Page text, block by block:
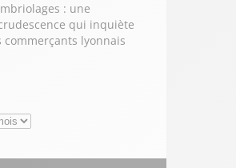
: une
qui inquiète
commerçants lyonnais